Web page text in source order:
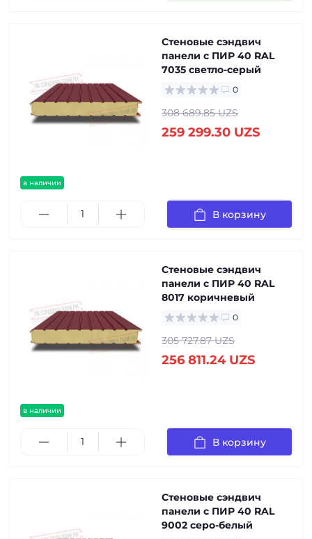
в наличии
Стеновые сэндвич
панели с ПИР 40 RAL
7035 светло-серый
0
308 689.85 UZS
259 299.30 UZS
В корзину
в наличии
Стеновые сэндвич
панели с ПИР 40 RAL
8017 коричневый
0
305 727.87 UZS
256 811.24 UZS
В корзину
Стеновые сэндвич
панели с ПИР 40 RAL
9002 серо-белый